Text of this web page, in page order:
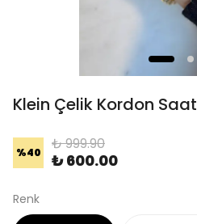
Klein Çelik Kordon Saat
%40 ₺ 999.90
₺ 600.00
Renk